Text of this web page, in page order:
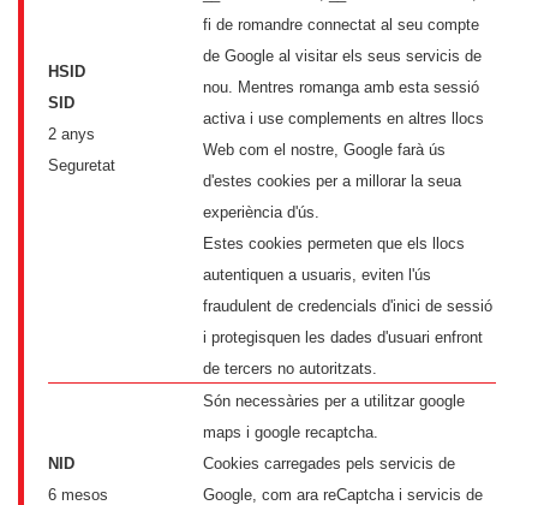
HSID
SID
2 anys
Seguretat
fi de romandre connectat al seu compte
de Google al visitar els seus servicis de
nou. Mentres romanga amb esta sessió
activa i use complements en altres llocs
Web com el nostre, Google farà ús
d'estes cookies per a millorar la seua
experiència d'ús.
Estes cookies permeten que els llocs
autentiquen a usuaris, eviten l'ús
fraudulent de credencials d'inici de sessió
i protegisquen les dades d'usuari enfront
de tercers no autoritzats.
NID
6 mesos
Són necessàries per a utilitzar google
maps i google recaptcha.
Cookies carregades pels servicis de
Google, com ara reCaptcha i servicis de